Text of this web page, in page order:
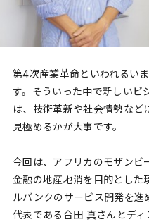
第4次産業革命といわれるい
す。そういった中で新しいビ
は、技術革新や社会情勢など
見極めるかが大事です。
今回は、アフリカのモザンビ
金融の地産地消を目的とした
ルバンクのサービス開発を
代表である合田 真さんとデ